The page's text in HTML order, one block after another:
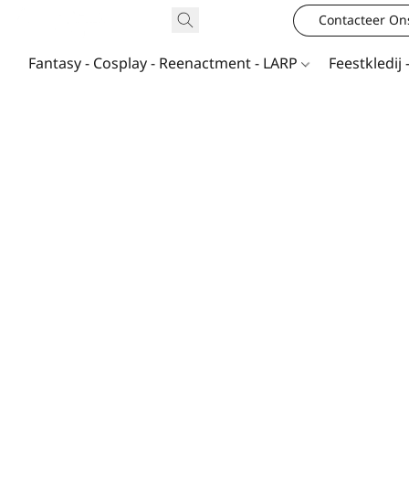
Contacteer
Fantasy - Cosplay - Reenactment - LARP Feestkledij